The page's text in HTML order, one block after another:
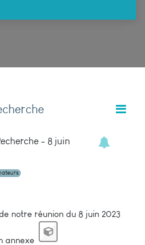
- 8 juin
notre réunion du 8 juin 2023
annexe